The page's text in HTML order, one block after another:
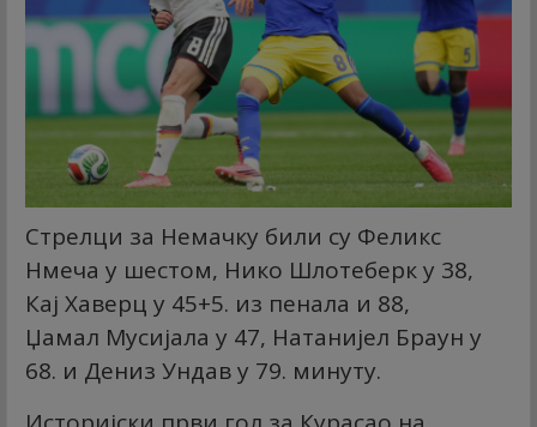
Стрелци за Немачку били су Феликс
Нмеча у шестом, Нико Шлотеберк у 38,
Кај Хаверц у 45+5. из пенала и 88,
Џамал Мусијала у 47, Натанијел Браун у
68. и Дениз Ундав у 79. минуту.